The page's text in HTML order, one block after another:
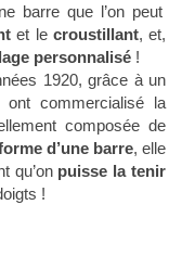
barre que l’on peut
et lecroustillant, et,
personnalisé !
1920, grâce à un
commercialisé la
composée de
d’une barre, elle
qu’onpuisse la tenir
!